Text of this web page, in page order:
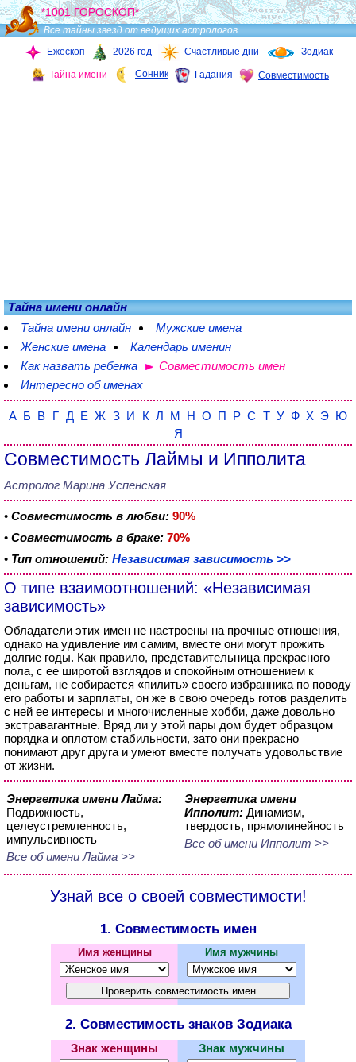
*1001 ГОРОСКОП*
Все тайны звезд от ведущих астрологов
Ежескоп
2026 год Счастливые дни Зодиак
Тайна имени Сонник Гадания Совместимость
Тайна имени онлайн
Тайна имени онлайн
Мужские имена
Женские имена
Календарь именин
Как назвать ребенка
Совместимость имен
Интересно об именах
А Б В Г Д Е Ж З И К Л М Н О П Р С Т У Ф Х Э Ю
Я
Совместимость Лаймы и Ипполита
Астролог Марина Успенская
• Совместимость в любви: 90%
• Совместимость в браке: 70%
• Тип отношений: Независимая зависимость >>
О типе взаимоотношений: «Независимая
зависимость»
Обладатели этих имен не настроены на прочные отношения,
однако на удивление им самим, вместе они могут прожить
долгие годы. Как правило, представительница прекрасного
пола, с ее широтой взглядов и спокойным отношением к
деньгам, не собирается «пилить» своего избранника по поводу
его работы и зарплаты, он же в свою очередь готов разделить
с ней ее интересы и многочисленные хобби, даже довольно
экстравагантные. Вряд ли у этой пары дом будет образцом
порядка и оплотом стабильности, зато они прекрасно
понимают друг друга и умеют вместе получать удовольствие
от жизни.
Энергетика имени Лайма:
Подвижность,
целеустремленность,
импульсивность
Все об имени Лайма >>
Энергетика имени
Ипполит: Динамизм,
твердость, прямолинейность
Все об имени Ипполит >>
Узнай все о своей совместимости!
1. Совместимость имен
Имя женщины Имя мужчины
2. Совместимость знаков Зодиака
Знак женщины Знак мужчины